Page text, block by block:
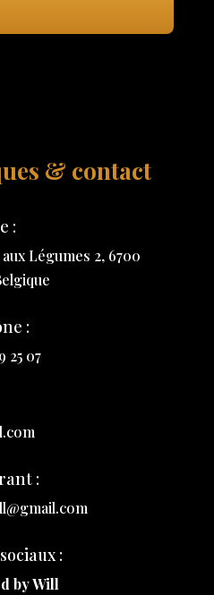
& contact
:
Légumes 2, 6700
:
25 07
:
:
by Will